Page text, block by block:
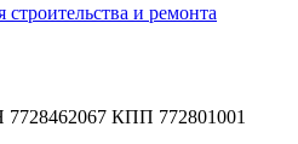
и ремонта
КПП 772801001